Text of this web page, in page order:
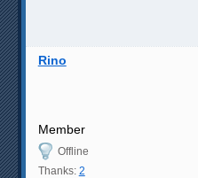
Rino
Member
Offline
Thanks: 2